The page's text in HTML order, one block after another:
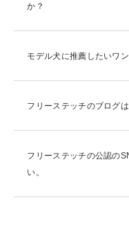
か？
モデル犬に推薦したいワ
フリーステッチのブログ
フリーステッチの公認の
い。